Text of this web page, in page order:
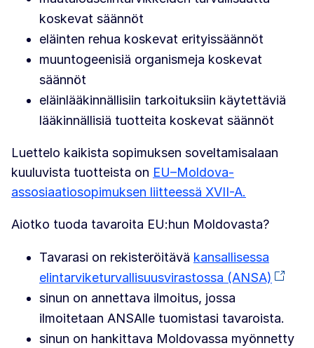
koskevat säännöt
eläinten rehua koskevat erityissäännöt
muuntogeenisiä organismeja koskevat
säännöt
eläinlääkinnällisiin tarkoituksiin käytettäviä
lääkinnällisiä tuotteita koskevat säännöt
Luettelo kaikista sopimuksen soveltamisalaan
kuuluvista tuotteista on EU–Moldova-
assosiaatiosopimuksen liitteessä XVII-A.
Aiotko tuoda tavaroita EU:hun Moldovasta?
Tavarasi on rekisteröitävä kansallisessa
elintarviketurvallisuusvirastossa (ANSA)
sinun on annettava ilmoitus, jossa
ilmoitetaan ANSAlle tuomistasi tavaroista.
sinun on hankittava Moldovassa myönnetty